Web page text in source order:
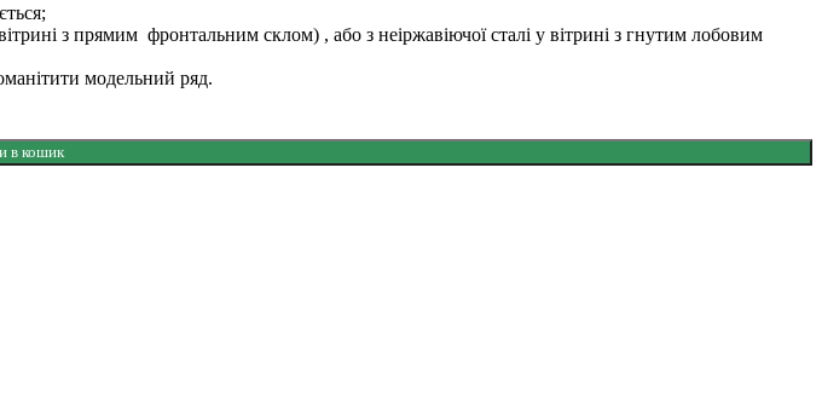
з прямим фронтальним склом) , або з неіржавіючої сталі у вітрині з гнутим лобовим
модельний ряд.
в кошик